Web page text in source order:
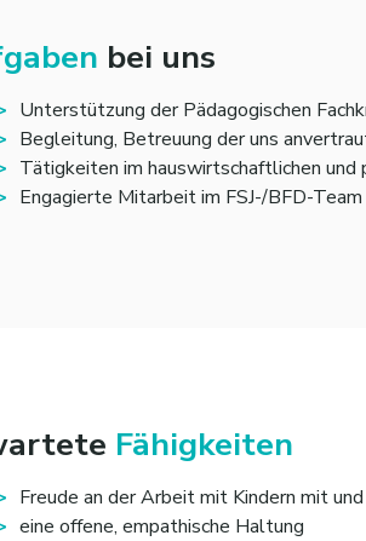
bei uns
Unterstützung der Pädagogischen
Begleitung, Betreuung der uns
Tätigkeiten im hauswirtschaftlichen und
Engagierte Mitarbeit im FSJ-/BFD-Team
Fähigkeiten
Freude an der Arbeit mit Kindern mit
eine offene, empathische Haltung